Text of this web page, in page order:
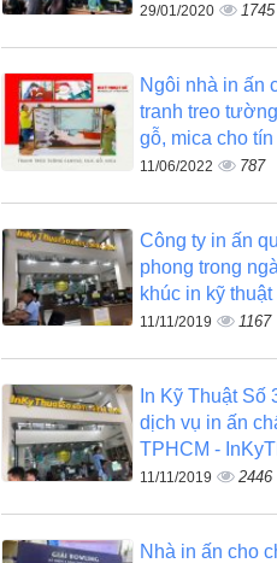
29/01/2020 1745
Ngôi nhà in ấn
tranh treo
gỗ, mica cho
11/06/2022 787
Công ty in ấn
phong trong
khúc in kỹ
11/11/2019 1167
In Kỹ Thuật Số
dịch vụ in ấn
TPHCM -
11/11/2019 2446
Nhà in ấn cho